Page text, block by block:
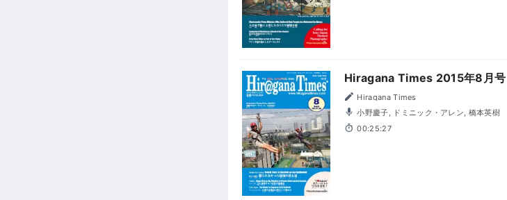
Hiragana Times 2015年8月号
Hiragana Times
小野慶子, ドミニック・アレン, 橋本英樹
00:25:27